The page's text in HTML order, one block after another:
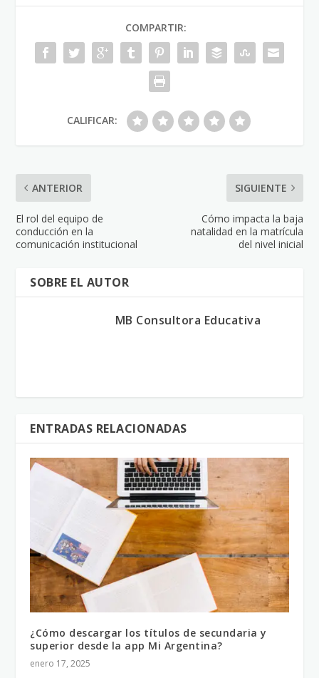
COMPARTIR:
CALIFICAR:
ANTERIOR
El rol del equipo de
conducción en la
comunicación institucional
SIGUIENTE
Cómo impacta la baja
natalidad en la matrícula
del nivel inicial
SOBRE EL AUTOR
MB Consultora Educativa
ENTRADAS RELACIONADAS
¿Cómo descargar los títulos de secundaria y
superior desde la app Mi Argentina?
enero 17, 2025